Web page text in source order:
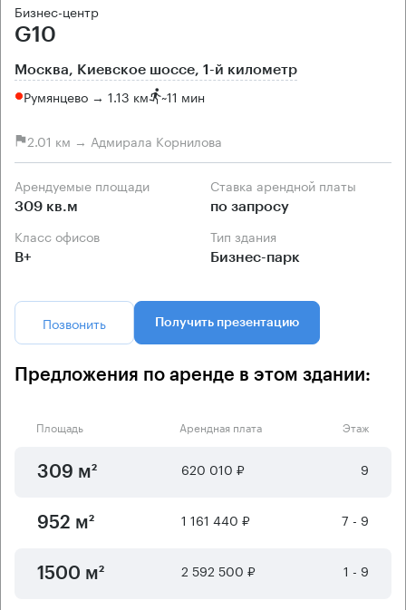
Бизнес-центр
G10
Москва, Киевское шоссе, 1-й километр
Румянцево → 1.13 км ~11 мин
2.01 км → Адмирала Корнилова
Арендуемые площади
309 кв.м
Ставка арендной платы
по запросу
Класс офисов
B+
Тип здания
Бизнес-парк
Позвонить Получить презентацию
Предложения по аренде в этом здании:
Площадь Арендная плата Этаж
309 м² 620 010 ₽ 9
952 м² 1 161 440 ₽ 7 - 9
1500 м² 2 592 500 ₽ 1 - 9